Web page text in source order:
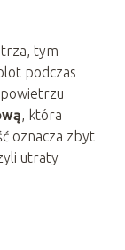
tym
podczas
, która
oznacza zbyt
utraty